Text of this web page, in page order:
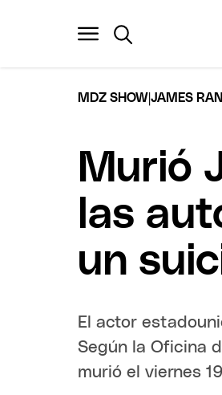
MDZ SHOW|JAMES
Murió
las
un
El actor
Según la Oficina
murió el viernes